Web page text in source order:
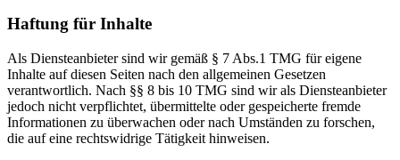
Haftung für Inhalte
Als Diensteanbieter sind wir gemäß § 7 Abs.1 TMG für eigene
Inhalte auf diesen Seiten nach den allgemeinen Gesetzen
verantwortlich. Nach §§ 8 bis 10 TMG sind wir als Diensteanbieter
jedoch nicht verpflichtet, übermittelte oder gespeicherte fremde
Informationen zu überwachen oder nach Umständen zu forschen,
die auf eine rechtswidrige Tätigkeit hinweisen.